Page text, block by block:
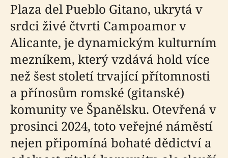
Plaza del Pueblo Gitano, ukrytá v
srdci živé čtvrti Campoamor v
Alicante, je dynamickým kulturním
mezníkem, který vzdává hold více
než šest století trvající přítomnosti
a přínosům romské (gitanské)
komunity ve Španělsku. Otevřená v
prosinci 2024, toto veřejné náměstí
nejen připomíná bohaté dědictví a